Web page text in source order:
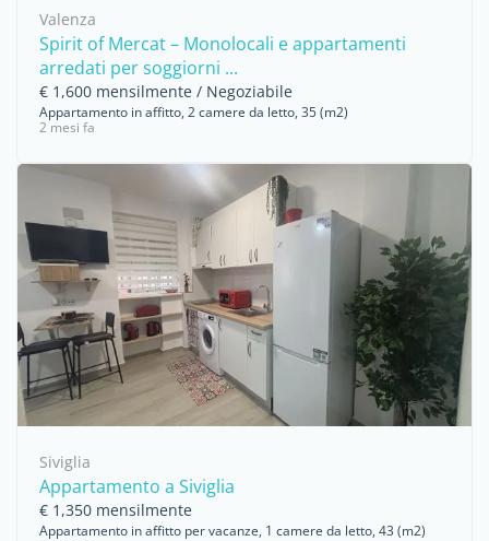
Valenza
Spirit of Mercat – Monolocali e appartamenti
arredati per soggiorni ...
€ 1,600 mensilmente / Negoziabile
Appartamento in affitto, 2 camere da letto, 35 (m2)
2 mesi fa
Siviglia
Appartamento a Siviglia
€ 1,350 mensilmente
Appartamento in affitto per vacanze, 1 camere da letto, 43 (m2)